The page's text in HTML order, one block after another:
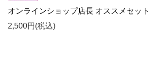
オンラインショップ店長 オススメセット
2,500円 (税込)